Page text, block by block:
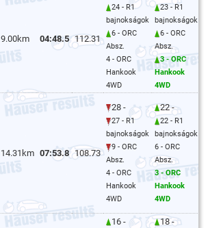
9.00km 04:48.5 112.31
24 - R1
bajnokságok
6 - ORC
Absz.
4 - ORC
Hankook
4WD
23 - R1
bajnokságok
6 - ORC
Absz.
3 - ORC
Hankook
4WD
14.31km 07:53.8 108.73
28 -
27 - R1
bajnokságok
9 - ORC
Absz.
4 - ORC
Hankook
4WD
22 -
22 - R1
bajnokságok
6 - ORC
Absz.
3 - ORC
Hankook
4WD
16 - 18 -